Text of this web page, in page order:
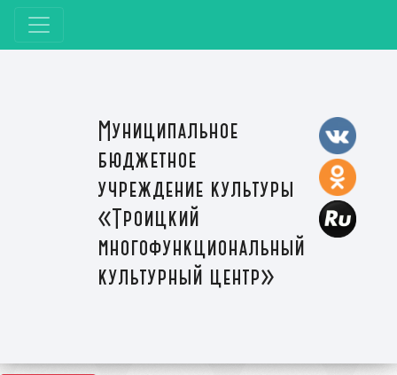
Муниципальное
бюджетное
учреждение культуры
«Троицкий
многофункциональный
культурный центр»